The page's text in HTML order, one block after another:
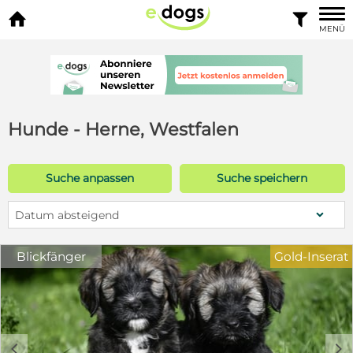
 
MENÜ
Hunde - Herne, Westfalen
Suche anpassen Suche speichern
Datum absteigend
Blickfänger
c d
Gold-Inserat